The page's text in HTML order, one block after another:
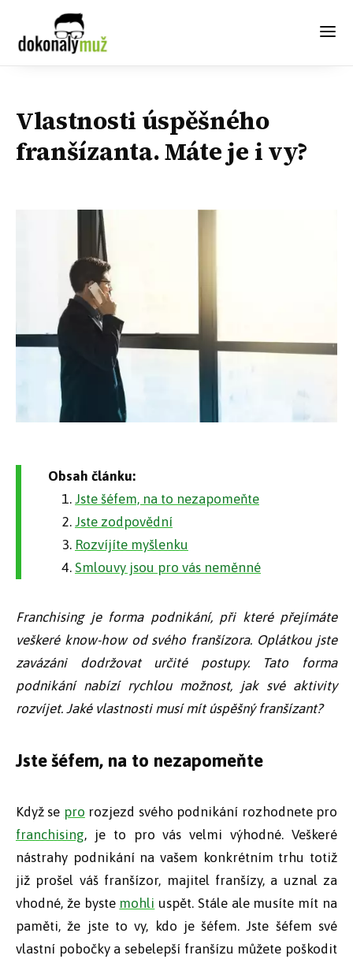
Vlastnosti úspěšného
franšízanta. Máte je i vy?
Obsah článku:
Jste šéfem, na to nezapomeňte
Jste zodpovědní
Rozvíjíte myšlenku
Smlouvy jsou pro vás neměnné
Franchising je forma podnikání, při které přejímáte
veškeré know-how od svého franšízora. Oplátkou jste
zavázáni dodržovat určité postupy. Tato forma
podnikání nabízí rychlou možnost, jak své aktivity
rozvíjet. Jaké vlastnosti musí mít úspěšný franšízant?
Jste šéfem, na to nezapomeňte
Když se pro rozjezd svého podnikání rozhodnete pro
franchising, je to pro vás velmi výhodné. Veškeré
nástrahy podnikání na vašem konkrétním trhu totiž
již prošel váš franšízor, majitel franšízy, a uznal za
vhodné, že byste mohli uspět. Stále ale musíte mít na
paměti, že jste to vy, kdo je šéfem. Jste šéfem své
vlastní pobočky a sebelepší franšízu můžete poškodit